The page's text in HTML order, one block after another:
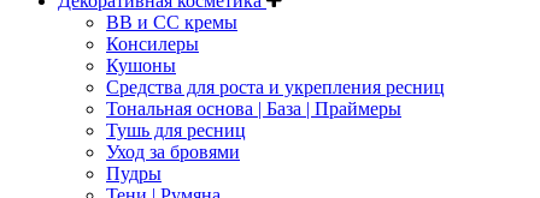
ВВ и СС кремы
Консилеры
Кушоны
Средства для роста и укрепления ресниц
Тональная основа | База | Праймеры
Тушь для ресниц
Уход за бровями
Пудры